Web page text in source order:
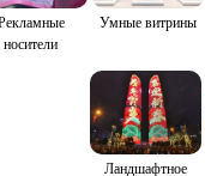
носители
Умные витрины
Ландшафтное